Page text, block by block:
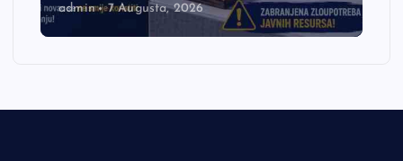
admin 7 Augusta, 2026